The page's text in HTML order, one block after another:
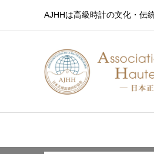
AJHHは高級時計の文化・伝